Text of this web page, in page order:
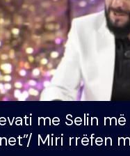
me Selin
Miri rrëfen